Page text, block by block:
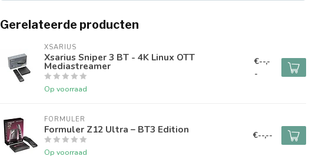
Gerelateerde producten
XSARIUS
Xsarius Sniper 3 BT - 4K Linux OTT
Mediastreamer
Op voorraad
€--,-
-
FORMULER
Formuler Z12 Ultra – BT3 Edition
Op voorraad
€--,--